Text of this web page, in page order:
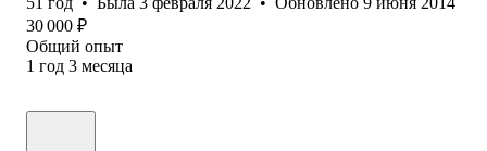
30 000 ₽
Общий опыт
1 год 3 месяца